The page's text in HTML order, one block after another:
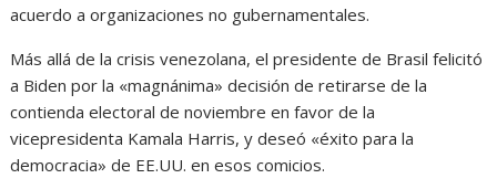
acuerdo a organizaciones no gubernamentales.
Más allá de la crisis venezolana, el presidente de Brasil felicitó
a Biden por la «magnánima» decisión de retirarse de la
contienda electoral de noviembre en favor de la
vicepresidenta Kamala Harris, y deseó «éxito para la
democracia» de EE.UU. en esos comicios.